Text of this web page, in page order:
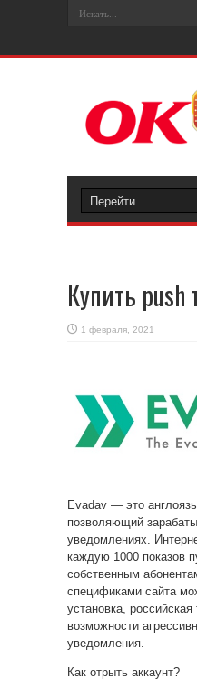
Купить push
1 февраля, 2021
Evadav — это
позволяющий
уведомлениях.
каждую 1000 показов
собственным
спецификами сайта
установка,
возможности
уведомления.
Как отрыть аккаунт?